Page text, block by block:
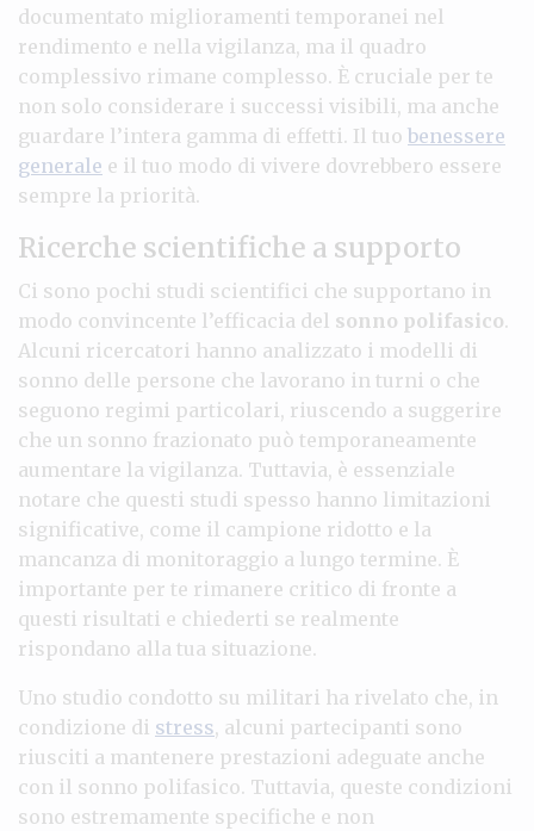
documentato miglioramenti temporanei nel
rendimento e nella vigilanza, ma il quadro
complessivo rimane complesso. È cruciale per te
non solo considerare i successi visibili, ma anche
guardare l’intera gamma di effetti. Il tuo benessere
generale e il tuo modo di vivere dovrebbero essere
sempre la priorità.
Ricerche scientifiche a supporto
Ci sono pochi studi scientifici che supportano in
modo convincente l’efficacia del sonno polifasico.
Alcuni ricercatori hanno analizzato i modelli di
sonno delle persone che lavorano in turni o che
seguono regimi particolari, riuscendo a suggerire
che un sonno frazionato può temporaneamente
aumentare la vigilanza. Tuttavia, è essenziale
notare che questi studi spesso hanno limitazioni
significative, come il campione ridotto e la
mancanza di monitoraggio a lungo termine. È
importante per te rimanere critico di fronte a
questi risultati e chiederti se realmente
rispondano alla tua situazione.
Uno studio condotto su militari ha rivelato che, in
condizione di stress, alcuni partecipanti sono
riusciti a mantenere prestazioni adeguate anche
con il sonno polifasico. Tuttavia, queste condizioni
sono estremamente specifiche e non